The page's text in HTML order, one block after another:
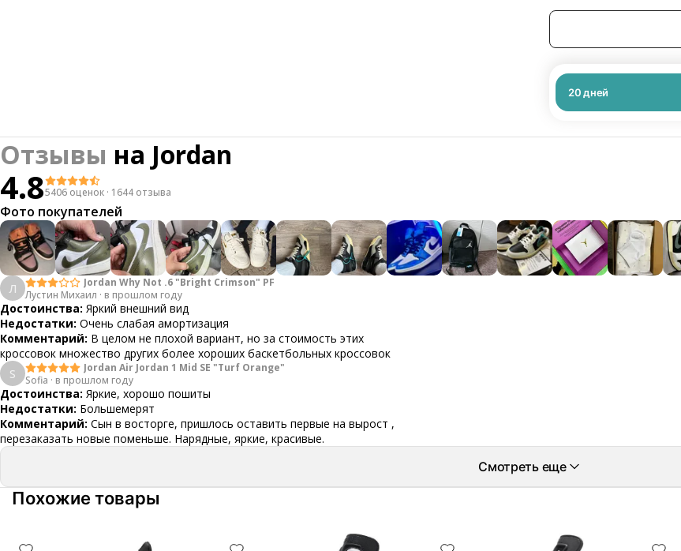
20дней
Отзывы на Jordan
4.85406 оценок · 1644 отзыва
Фото покупателей
Л
Jordan Why Not .6 "Bright Crimson" PF
Лустин Михаил · в прошлом году
Достоинства: Яркий внешний вид
Недостатки: Очень слабая амортизация
Комментарий: В целом не плохой вариант, но за стоимость этих
кроссовок множество других более хороших баскетбольных кроссовок
S
Jordan Air Jordan 1 Mid SE "Turf Orange"
Sofia · в прошлом году
Достоинства: Яркие, хорошо пошиты
Недостатки: Большемерят
Комментарий: Сын в восторге, пришлось оставить первые на вырост ,
перезаказать новые поменьше. Нарядные, яркие, красивые.
Смотреть еще
Похожие товары